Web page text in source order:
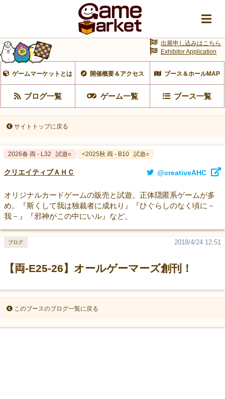
ゲームマーケットとは 開催概要＆アクセス ブース＆ホールMAP
ブログ一覧 ゲーム一覧 ブース一覧
出展申し込みはこちら
Exhibitor Application
サイトトップに戻る
2026春 両 - L32 試遊○ <2025秋 両 - B10 試遊○
クリエイティブＡＨＣ @creativeAHC
オリジナルカードゲームの販売と試遊。正体隠匿系ゲームが多
め。『斯くして我は独裁者に成れり』『ひぐらしのなく頃に－
我－』『邪神がこの中にいル』など。
【両-E25-26】オールゲーマーズ創刊！
2018/4/24 12:51
ブログ
このブースのブログ一覧に戻る